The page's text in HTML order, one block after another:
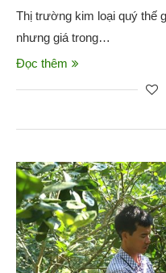
Thị trường kim loại quý thế
nhưng giá trong…
Đọc thêm